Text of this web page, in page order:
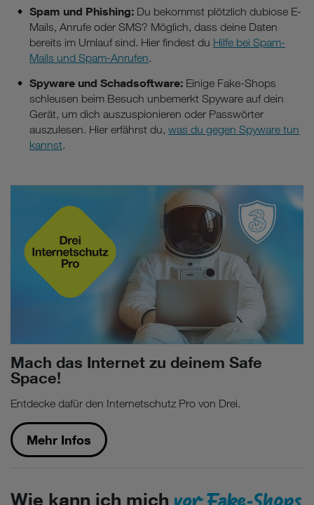
Spam und Phishing: Du bekommst plötzlich dubiose E-
Mails, Anrufe oder SMS? Möglich, dass deine Daten
bereits im Umlauf sind. Hier findest du Hilfe bei Spam-
Mails und Spam-Anrufen.
Spyware und Schadsoftware: Einige Fake-Shops
schleusen beim Besuch unbemerkt Spyware auf dein
Gerät, um dich auszuspionieren oder Passwörter
auszulesen. Hier erfährst du, was du gegen Spyware tun
kannst.
Mach das Internet zu deinem Safe
Space!
Entdecke dafür den Internetschutz Pro von Drei.
Mehr Infos
Wie kann ich mich vor Fake-Shops